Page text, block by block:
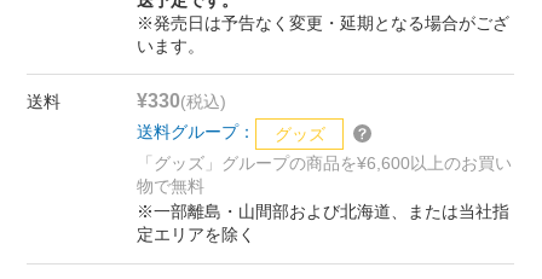
※発売日は予告なく変更・延期となる場合がござ
います。
送料 ¥330(税込)
送料グループ：
グッズ
「グッズ」グループの商品を¥6,600以上のお買い
物で無料
※一部離島・山間部および北海道、または当社指
定エリアを除く